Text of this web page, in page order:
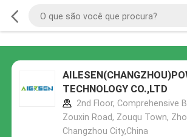
TECHNOLOGY CO.,LTD
2nd Floor, Comprehensive
Zouxin Road, Zouqu Town,
Changzhou City,China